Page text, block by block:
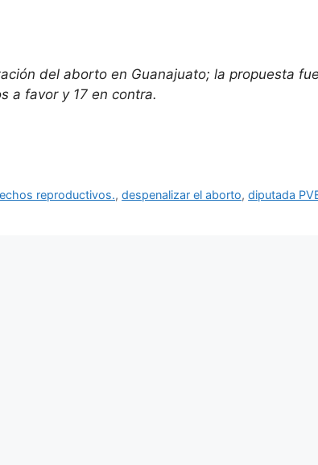
del aborto en Guanajuato; la propuesta fue
a favor y 17 en contra.
reproductivos.,despenalizar el aborto,diputada